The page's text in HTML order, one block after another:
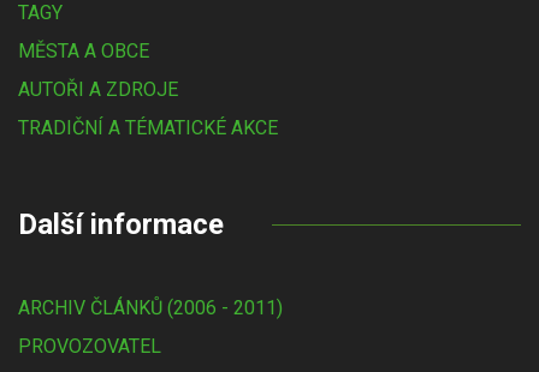
TAGY
MĚSTA A OBCE
AUTOŘI A ZDROJE
TRADIČNÍ A TÉMATICKÉ AKCE
Další informace
ARCHIV ČLÁNKŮ (2006 - 2011)
PROVOZOVATEL